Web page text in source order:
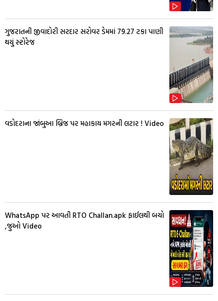
ગુજરાતની જીવાદોરી સરદાર સરોવર ડેમમાં 79.27 ટકા પાણી
થયું સ્ટોરેજ
વડોદરાના જાંબુઆ બ્રિજ પર મહાકાય મગરની લટાર ! Video
WhatsApp પર આવતી RTO Challan.apk ફાઈલથી બચો
,જુઓ Video